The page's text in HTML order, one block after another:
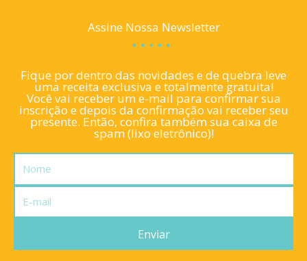
Assine Nossa Newsletter
Fique por dentro das novidades e de quebra leve
uma receita exclusiva e totalmente gratuita!
Você vai receber um e-mail para confirmar sua
inscrição e depois da confirmação vai receber seu
presente. Então, confira também sua caixa de
spam (lixo eletrônico)!
Nome
mail
Enviar